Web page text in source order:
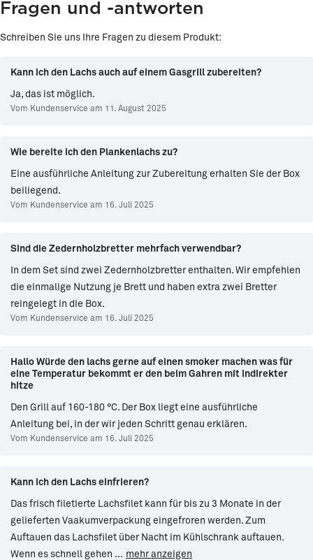
Fragen und -antworten
Schreiben Sie uns Ihre Fragen zu diesem Produkt:
Kann ich den Lachs auch auf einem Gasgrill zubereiten?
Ja, das ist möglich.
Vom Kundenservice am 11. August 2025
Wie bereite ich den Plankenlachs zu?
Eine ausführliche Anleitung zur Zubereitung erhalten Sie der Box
beiliegend.
Vom Kundenservice am 16. Juli 2025
Sind die Zedernholzbretter mehrfach verwendbar?
In dem Set sind zwei Zedernholzbretter enthalten. Wir empfehlen
die einmalige Nutzung je Brett und haben extra zwei Bretter
reingelegt in die Box.
Vom Kundenservice am 16. Juli 2025
Hallo Würde den lachs gerne auf einen smoker machen was für
eine Temperatur bekommt er den beim Gahren mit indirekter
hitze
Den Grill auf 160-180 °C. Der Box liegt eine ausführliche
Anleitung bei, in der wir jeden Schritt genau erklären.
Vom Kundenservice am 16. Juli 2025
Kann ich den Lachs einfrieren?
Das frisch filetierte Lachsfilet kann für bis zu 3 Monate in der
gelieferten Vaakumverpackung eingefroren werden. Zum
Auftauen das Lachsfilet über Nacht im Kühlschrank auftauen.
Wenn es schnell gehen ... mehr anzeigen